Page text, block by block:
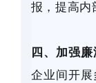
报，提高内
四、加强
企业间开